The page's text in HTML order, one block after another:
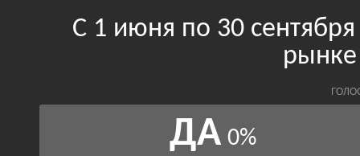
С 1 июня по 30
рынке
ДА 0%